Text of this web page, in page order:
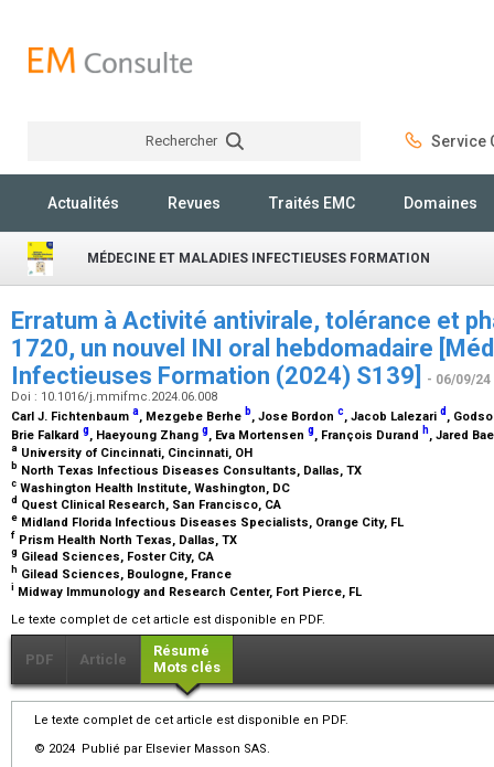
Rechercher Service
Actualités Revues Traités EMC Domaines
MÉDECINE ET MALADIES INFECTIEUSES FORMATION
Erratum à Activité antivirale, tolérance et
1720, un nouvel INI oral hebdomadaire
Infectieuses Formation (2024) S139]
- 06/09/24
Doi : 10.1016/j.mmifmc.2024.06.008
Carl J. Fichtenbaum a, Mezgebe Berhe b, Jose Bordon c, Jacob Lalezari d ,
Brie Falkard g, Haeyoung Zhang g, Eva Mortensen g, François Durand h, Jared
a University of Cincinnati, Cincinnati, OH
b North Texas Infectious Diseases Consultants, Dallas, TX
c Washington Health Institute, Washington, DC
d Quest Clinical Research, San Francisco, CA
e Midland Florida Infectious Diseases Specialists, Orange City, FL
f Prism Health North Texas, Dallas, TX
g Gilead Sciences, Foster City, CA
h Gilead Sciences, Boulogne, France
i Midway Immunology and Research Center, Fort Pierce, FL
Le texte complet de cet article est disponible en PDF.
PDF Article
Résumé
Mots clés
Le texte complet de cet article est disponible en PDF.
© 2024 Publié par Elsevier Masson SAS.